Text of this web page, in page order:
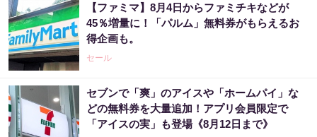
【ファミマ】8月4日からファミチキなどが
45％増量に！「パルム」無料券がもらえるお
得企画も。
セール
セブンで「爽」のアイスや「ホームパイ」な
どの無料券を大量追加！アプリ会員限定で
「アイスの実」も登場《8月12日まで》